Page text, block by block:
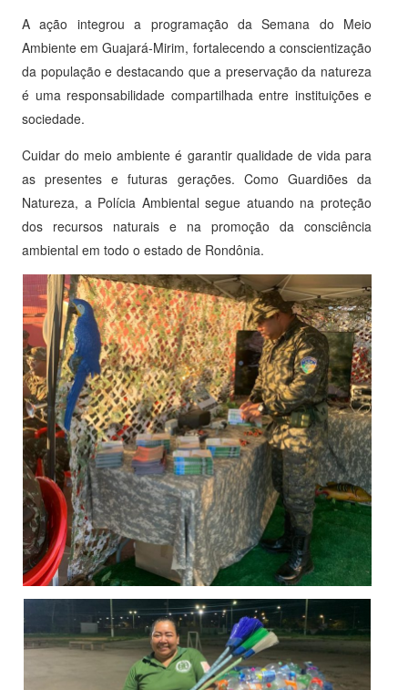
A ação integrou a programação da Semana do Meio
Ambiente em Guajará-Mirim, fortalecendo a conscientização
da população e destacando que a preservação da natureza
é uma responsabilidade compartilhada entre instituições e
sociedade.
Cuidar do meio ambiente é garantir qualidade de vida para
as presentes e futuras gerações. Como Guardiões da
Natureza, a Polícia Ambiental segue atuando na proteção
dos recursos naturais e na promoção da consciência
ambiental em todo o estado de Rondônia.